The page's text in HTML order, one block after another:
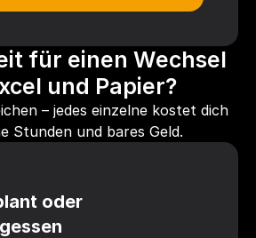
für einen Wechsel
und Papier?
– jedes einzelne kostet dich
Stunden und bares Geld.
oder